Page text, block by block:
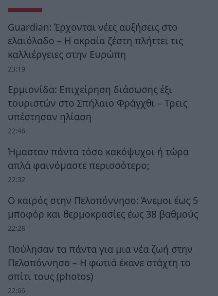
Guardian: Έρχονται νέες αυξήσεις στο
ελαιόλαδο – Η ακραία ζέστη πλήττει τις
καλλιέργειες στην Ευρώπη
23:19
Ερμιονίδα: Επιχείρηση διάσωσης έξι
τουριστών στο Σπήλαιο Φράγχθι – Τρεις
υπέστησαν ηλίαση
22:46
Ήμασταν πάντα τόσο κακόψυχοι ή τώρα
απλά φαινόμαστε περισσότερο;
22:32
Ο καιρός στην Πελοπόννησο: Άνεμοι έως 5
μποφόρ και θερμοκρασίες έως 38 βαθμούς
22:28
Πούλησαν τα πάντα για μια νέα ζωή στην
Πελοπόννησο – Η φωτιά έκανε στάχτη το
σπίτι τους (photos)
22:06